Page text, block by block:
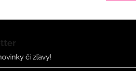
či zľavy!